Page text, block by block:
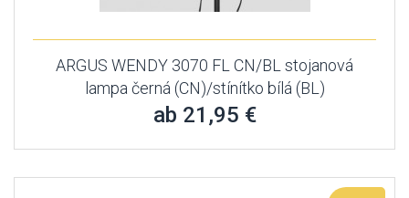
ARGUS WENDY 3070 FL CN/BL stojanová
lampa černá (CN)/stínítko bílá (BL)
ab 21,95 €